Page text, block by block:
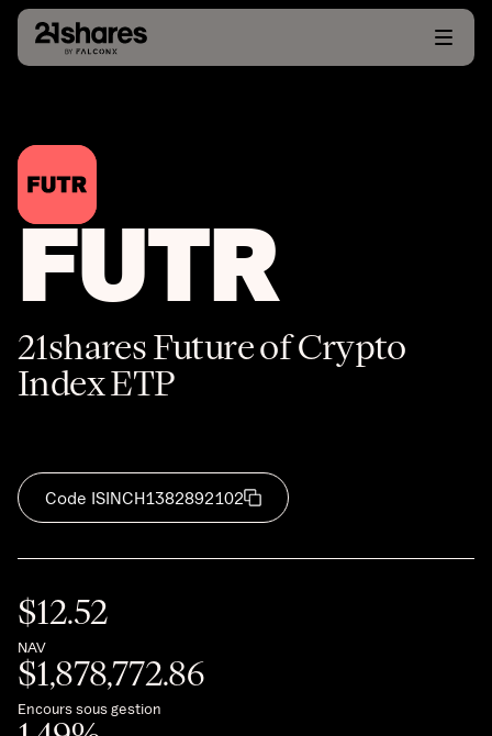
FUTR
21shares Future of Crypto
Index ETP
Code ISINCH1382892102
$12.52
NAV
$1,878,772.86
Encours sous gestion